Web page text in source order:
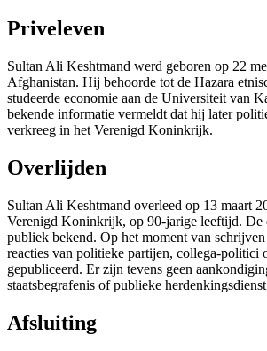
Priveleven
Sultan Ali Keshtmand werd geboren op 22
Afghanistan. Hij behoorde tot de Hazara
studeerde economie aan de Universiteit van
bekende informatie vermeldt dat hij later
verkreeg in het Verenigd Koninkrijk.
Overlijden
Sultan Ali Keshtmand overleed op 13 maart
Verenigd Koninkrijk, op 90-jarige leeftijd. De
publiek bekend. Op het moment van
reacties van politieke partijen, collega-politici
gepubliceerd. Er zijn tevens geen
staatsbegrafenis of publieke
Afsluiting